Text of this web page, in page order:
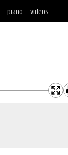
piano videos